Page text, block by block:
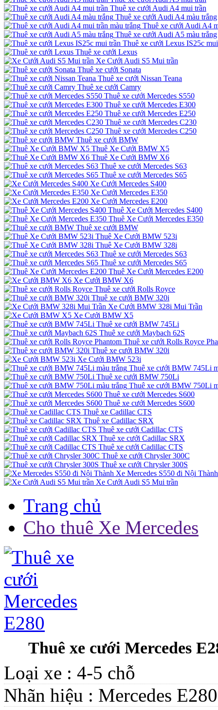
Thuê xe cưới Audi A4 mui trần
Thuê xe cưới Audi A4 màu trắng
Thuê xe cưới Audi A4
Thuê xe cưới Audi A5 màu trắng
Thuê xe cưới Lexus IS25c
Thuê xe cưới Lexus
Xe Cưới Audi S5 Mui trần
Thuê xe cưới Sonata
Thuê xe cưới Nissan Teana
Thuê xe cưới Camry
Thuê xe cưới Mercedes S550
Thuê xe cưới Mercedes E300
Thuê xe cưới Mercedes E250
Thuê xe cưới Mercedes C230
Thuê xe cưới Mercedes C250
Thuê xe cưới BMW
Thuê Xe Cưới BMW X5
Thuê Xe Cưới BMW X6
Thuê xe cưới Mercedes S63
Thuê xe cưới Mercedes S65
Xe Cưới Mercedes S400
Xe Cưới Mercedes E350
Xe Cưới Mercedes E200
Thuê Xe Cưới Mercedes S400
Thuê Xe Cưới Mercedes E350
Thuê xe cưới BMW
Thuê Xe Cưới BMW 523i
Thuê Xe Cưới BMW 328i
Thuê xe cưới Mercedes S63
Thuê xe cưới Mercedes S65
Thuê Xe Cưới Mercedes E200
Xe Cưới BMW X6
Thuê xe cưới Rolls Royce
Thuê xe cưới BMW 320i
Xe Cưới BMW 328i Mui Trần
Xe Cưới BMW X5
Thuê xe cưới BMW 745Li
Thuê xe cưới Maybach 62S
Thuê xe cưới Rolls Royce
Thuê xe cưới BMW 320i
Xe Cưới BMW 523i
Thuê xe cưới BMW 745Li
Thuê xe cưới BMW 750Li
Thuê xe cưới BMW 750Li
Thuê xe cưới Mercedes S600
Thuê xe cưới Mercedes S600
Thuê xe Cadillac CTS
Thuê xe Cadillac SRX
Thuê xe cưới Cadillac CTS
Thuê xe cưới Cadillac SRX
Thuê xe cưới Cadillac CTS
Thuê xe cưới Chrysler 300C
Thuê xe cưới Chrysler 300S
Xe Mercedes S550 đi Nội Thành
Xe Cưới Audi S5 Mui trần
Trang chủ
Cho thuê Xe Mercedes
Thuê xe cưới Mercedes
Loại xe : 4-5 chỗ
Nhãn hiệu : Mercedes E280